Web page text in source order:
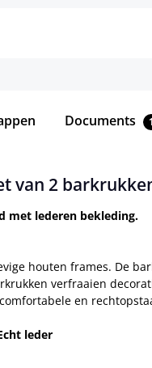
Documents 1
van 2
met lederen bekleding.
houten frames. De
verfraaien
en
leder